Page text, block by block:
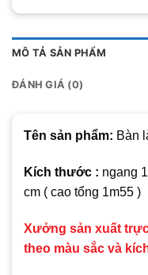
MÔ TẢ SẢN PHẨM
ĐÁNH GIÁ (0)
Tên sản phẩm: Bàn
Kích thước : ngang
cm ( cao tổng 1m55 )
Xưởng sản xuất trực
theo màu sắc và